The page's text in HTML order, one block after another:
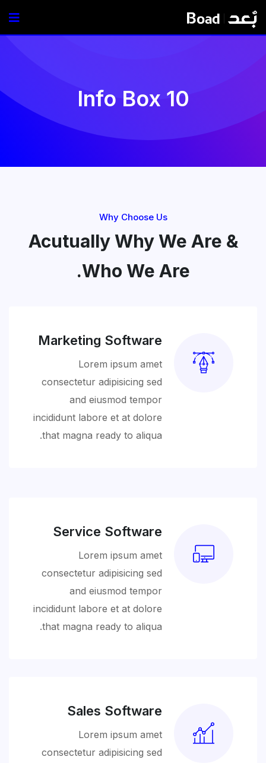
Info Box 10
Why Choose Us
Acutually Why We Are &
Who We Are.
Marketing Software
Lorem ipsum amet
consectetur adipisicing sed
and eiusmod tempor
incididunt labore et at dolore
that magna ready to aliqua.
Service Software
Lorem ipsum amet
consectetur adipisicing sed
and eiusmod tempor
incididunt labore et at dolore
that magna ready to aliqua.
Sales Software
Lorem ipsum amet
consectetur adipisicing sed